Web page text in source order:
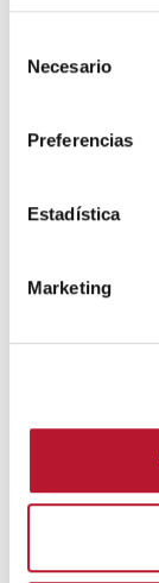
Necesario
Preferencias
Estadística
Marketing
DEPORTES